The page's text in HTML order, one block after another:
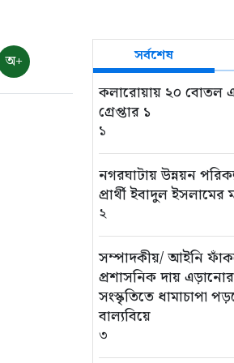
ভোমরা বন্দর দিয়ে দুই
৭১২ মেট্রিক টন কাঁচা
৮
৭ আগস্ট: ন্যাশনাল
ডে-সমুদ্রপথের নীরব
৯
শ্যামনগরে
জলবায়ু সহনশীলতা
সভা
১০
অ+ সর্বশেষ
কলারোয়ায় ২০ বোতল
গ্রেপ্তার ১
১
নগরঘাটায় উন্নয়ন
প্রার্থী ইবাদুল
২
সম্পাদকীয়/ আইনি
প্রশাসনিক দায় এড়ানোর
সংস্কৃতিতে ধামাচাপা
বাল্যবিয়ে
৩